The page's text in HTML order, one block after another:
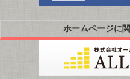
ホームページに